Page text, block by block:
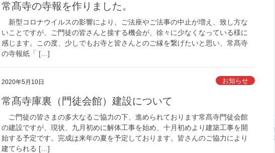
常髙寺の寺報を作りました。
新型コロナウイルスの影響により、ご法座やご法事の中止が増え、致し方な
いことですが、ご門徒の皆さんと接する機会が、徐々に少なくなっている様に
感じます。この度、少しでもお寺と皆さんとのご縁を繋げたいと思い、常髙寺
の寺報紙「 […]
2020年5月10日 お知らせ
常髙寺庫裏（門徒会館）建設について
ご門徒の皆さまの多大なるご協力の下、進められております常髙寺門徒会館
の建設ですが、現状、九月初めに解体工事を始め、十月初めより建築工事を開
始する予定です。完成は来年の夏を予定しております。皆さんのご協力により
建てられる […]